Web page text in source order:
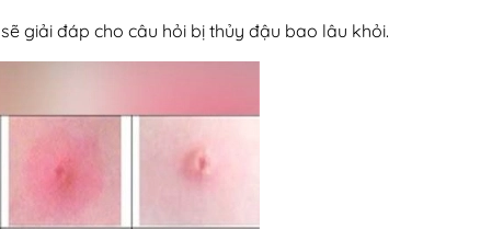
sẽ giải đáp cho câu hỏi bị thủy đậu bao lâu khỏi.